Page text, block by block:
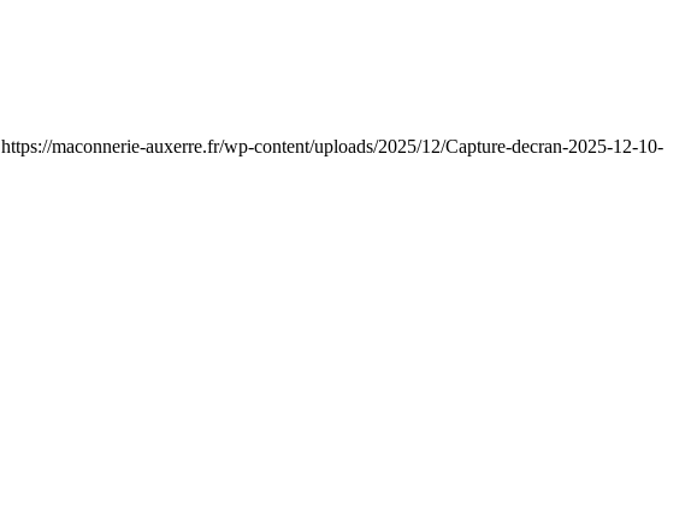
https://maconnerie-auxerre.fr/wp-content/uploads/2025/12/Capture-decran-2025-12-10-